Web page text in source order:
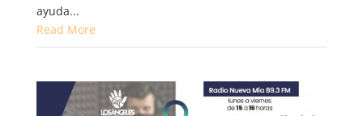
ayuda...
Read More